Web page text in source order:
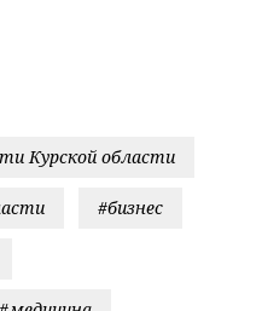
Курской области
#бизнес